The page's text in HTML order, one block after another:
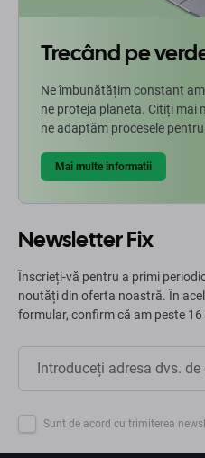
Trecând pe
Ne îmbunătățim constant
ne proteja planeta. Citiți mai
ne adaptăm procesele
Mai multe informatii
Newsletter Fix
Înscrieți-vă pentru a primi
noutăți din oferta noastră. În
formular, confirm că am peste 16
Sunt de acord cu trimiterea